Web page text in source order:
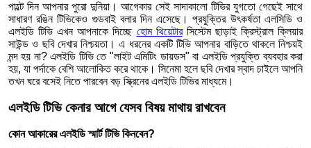
পাল্টে দিন আপনার পুরো দুনিয়া। আগেকার সেই সাদাকালো টিভির যুগতো গেছেই সাথে
সাধারণ রঙিন টিভিকেও গুডবাই বলার দিন এসেছে। প্রযুক্তির উৎকর্ষতা এলসিডি ও
এলইডি টিভি এখন আপনাকে দিচ্ছে হোম থিয়েটারসিস্টেম ছাড়াই ক্রিস্ট্রাল ক্লিয়ার
সাউন্ড ও ছবি দেখার নিশ্চয়তা। এ ধরনের একটি টিভি আপনার বাড়িতে থাকলে নিশ্চয়ই
মন্দ হয় না? এলইডি টিভি তে "লাইট এমিটিং ডায়ডস" বা এলইডি প্রযুক্তি ব্যবহার করা
হয়, যা পর্দাকে বেশি আলোকিত করে থাকে। সিনেমা হলে ছবি দেখার স্বাদ চাইলে আপনি
তখন ঘরে বসেই নিতে পারবেন বড় স্ক্রিনের এলইডি টিভির মাধ্যমে।
এলইডি টিভি কেনার আগে যেসব বিষয় মাথায় রাখবেন
কোন আকারের এলইডি স্মার্ট টিভি কিনবেন?